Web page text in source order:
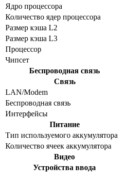
Ядро процессора
Количество ядер процессора
Размер кэша L2
Размер кэша L3
Процессор
Чипсет
Беспроводная связь
Связь
LAN/Modem
Беспроводная связь
Интерфейсы
Питание
Тип используемого аккумулятора
Количество ячеек аккумулятора
Видео
Устройства ввода